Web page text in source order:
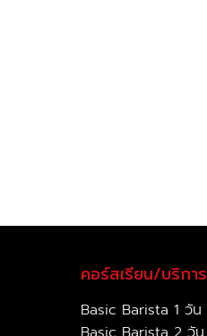
คอร์สเรียน/บริการ
Basic Barista 1 วัน